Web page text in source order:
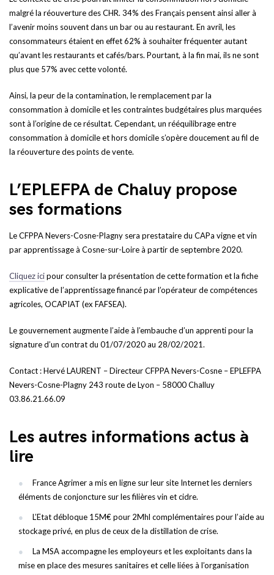
malgré la réouverture des CHR. 34% des Français pensent ainsi aller à
l’avenir moins souvent dans un bar ou au restaurant. En avril, les
consommateurs étaient en effet 62% à souhaiter fréquenter autant
qu’avant les restaurants et cafés/bars. Pourtant, à la fin mai, ils ne sont
plus que 57% avec cette volonté.
Ainsi, la peur de la contamination, le remplacement par la
consommation à domicile et les contraintes budgétaires plus marquées
sont à l’origine de ce résultat. Cependant, un rééquilibrage entre
consommation à domicile et hors domicile s’opère doucement au fil de
la réouverture des points de vente.
L’EPLEFPA de Chaluy propose
ses formations
Le CFPPA Nevers-Cosne-Plagny sera prestataire du CAPa vigne et vin
par apprentissage à Cosne-sur-Loire à partir de septembre 2020.
Cliquez icipour consulter la présentation de cette formation et la fiche
explicative de l’apprentissage financé par l’opérateur de compétences
agricoles, OCAPIAT (ex FAFSEA).
Le gouvernement augmente l’aide à l’embauche d’un apprenti pour la
signature d’un contrat du 01/07/2020 au 28/02/2021.
Contact : Hervé LAURENT – Directeur CFPPA Nevers-Cosne – EPLEFPA
Nevers-Cosne-Plagny 243 route de Lyon – 58000 Challuy
03.86.21.66.09
Les autres informations actus à
lire
France Agrimer a mis en ligne sur leur site Internet les derniers
éléments de conjoncture sur les filières vin et cidre.
L’Etat débloque 15M€ pour 2Mhl complémentaires pour l’aide au
stockage privé, en plus de ceux de la distillation de crise.
La MSA accompagne les employeurs et les exploitants dans la
mise en place des mesures sanitaires et celle liées à l’organisation